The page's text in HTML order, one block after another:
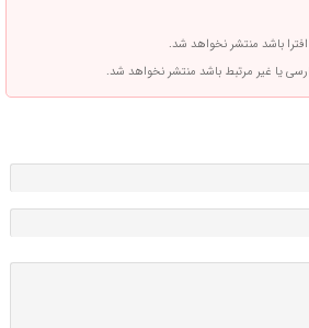
باشد منتشر نخواهد شد.
یا غیر مرتبط باشد منتشر نخواهد شد.